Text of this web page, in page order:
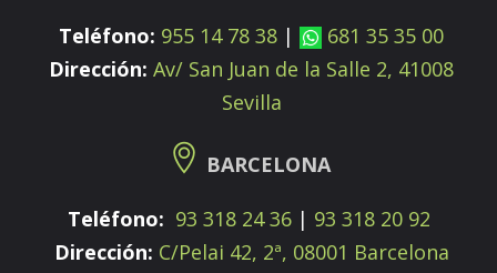
Teléfono: 955 14 78 38 |
681 35 35 00
Dirección: Av/ San Juan de la Salle 2, 41008
Sevilla
BARCELONA
Teléfono: 93 318 24 36| 93 318 20 92
Dirección: C/Pelai 42, 2ª, 08001 Barcelona